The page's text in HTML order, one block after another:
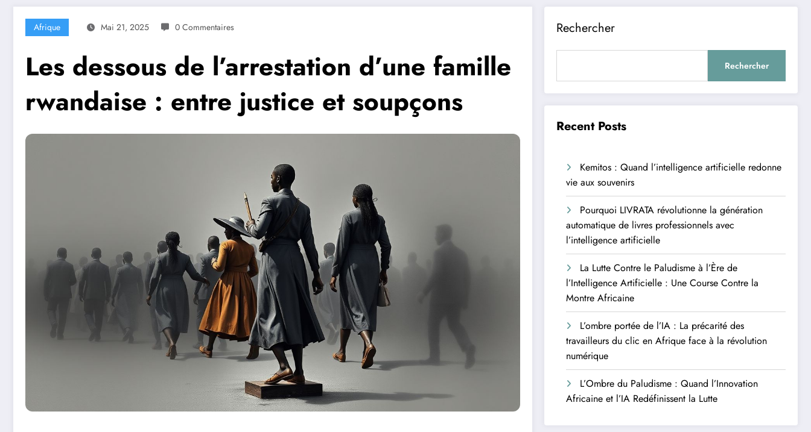
Afrique Mai 21, 2025 0 Commentaires
Les dessous de l’arrestation d’une famille
rwandaise : entre justice et soupçons
Rechercher
Rechercher
Recent Posts
Kemitos : Quand l’intelligence artificielle redonne
vie aux souvenirs
Pourquoi LIVRATA révolutionne la génération
automatique de livres professionnels avec
l’intelligence artificielle
La Lutte Contre le Paludisme à l’Ère de
l’Intelligence Artificielle : Une Course Contre la
Montre Africaine
L’ombre portée de l’IA : La précarité des
travailleurs du clic en Afrique face à la révolution
numérique
L’Ombre du Paludisme : Quand l’Innovation
Africaine et l’IA Redéfinissent la Lutte